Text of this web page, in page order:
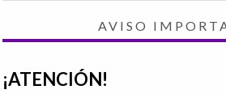
AVISO
¡ATENCIÓN!